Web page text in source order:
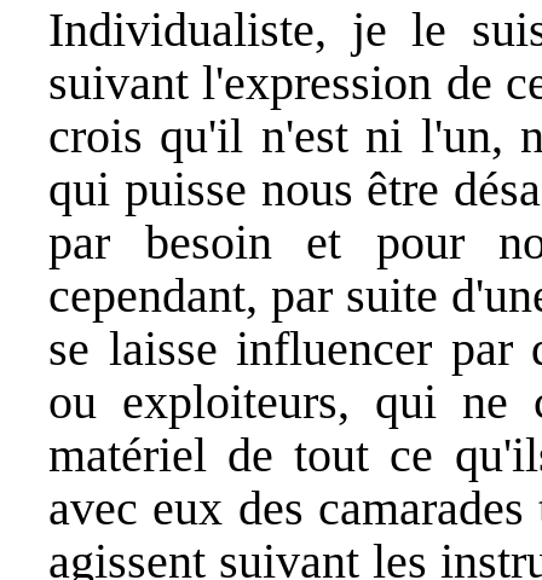
Individualiste, je le
suivant l'expression de
crois qu'il n'est ni l'un,
qui puisse nous être
par besoin et pour
cependant, par suite
se laisse influencer par
ou exploiteurs, qui ne
matériel de tout ce
avec eux des
agissent suivant les